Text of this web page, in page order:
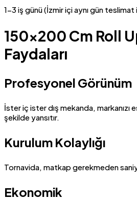
1-3 iş günü (İzmir içi aynı gün teslimat
150×200 Cm Roll
Faydaları
Profesyonel Görünüm
İster iç ister dış mekanda,
şekilde yansıtır.
Kurulum Kolaylığı
Tornavida, matkap gerekmeden
Ekonomik